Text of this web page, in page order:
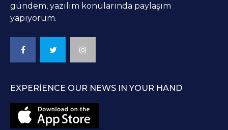
gündem, yazılım konularında paylaşım
yapıyorum.
EXPERIENCE OUR NEWS IN YOUR HAND